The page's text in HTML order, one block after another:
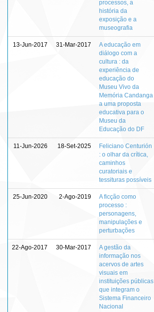
processos, a
história da
exposição e a
museografia
13-Jun-2017 31-Mar-2017
A educação em
diálogo com a
cultura : da
experiência de
educação do
Museu Vivo da
Memória Candanga
a uma proposta
educativa para o
Museu da
Educação do DF
11-Jun-2026 18-Set-2025
Feliciano Centurión
: o olhar da crítica,
caminhos
curatoriais e
tessituras possíveis
25-Jun-2020 2-Ago-2019
A ficção como
processo :
personagens,
manipulações e
perturbações
22-Ago-2017 30-Mar-2017
A gestão da
informação nos
acervos de artes
visuais em
instituições públicas
que integram o
Sistema Financeiro
Nacional